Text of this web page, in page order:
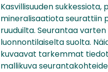
Kasvillisuuden
mineralisaatiota seurattiin
ruuduilta. Seurantaa
luonnontilaiselta suolta.
kuvaavat tarkemmat
mallikuva